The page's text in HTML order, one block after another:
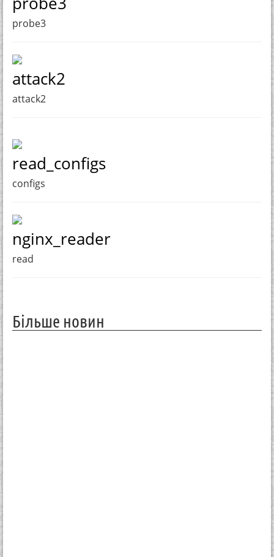
probe3
attack2
attack2
read_configs
configs
nginx_reader
read
Більше новин